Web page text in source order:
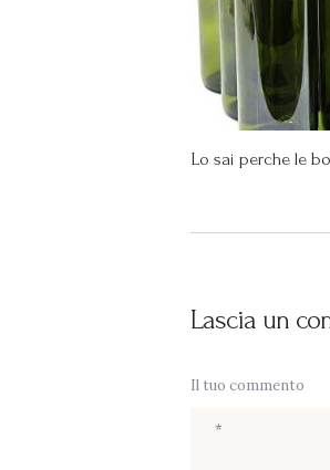
Lo sai perche le
Lascia un
Il tuo commento